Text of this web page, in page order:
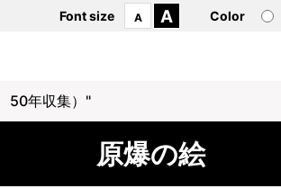
Font size A A Color
50年収集）"
原爆の絵